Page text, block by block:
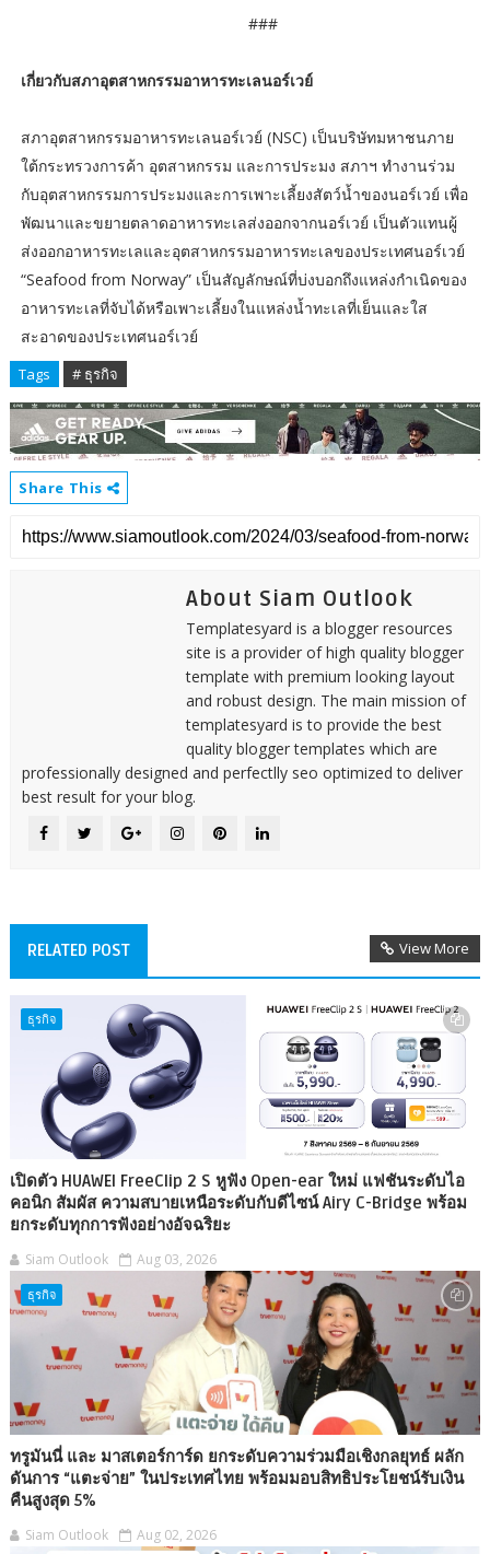
###
เกี่ยวกับสภาอุตสาหกรรมอาหารทะเลนอร์เวย์
สภาอุตสาหกรรมอาหารทะเลนอร์เวย์ (NSC) เป็นบริษัทมหาชนภาย
ใต้กระทรวงการค้า อุตสาหกรรม และการประมง สภาฯ ทำงานร่วม
กับอุตสาหกรรมการประมงและการเพาะเลี้ยงสัตว์น้ำของนอร์เวย์ เพื่อ
พัฒนาและขยายตลาดอาหารทะเลส่งออกจากนอร์เวย์ เป็นตัวแทนผู้
ส่งออกอาหารทะเลและอุตสาหกรรมอาหารทะเลของประเทศนอร์เวย์
“Seafood from Norway” เป็นสัญลักษณ์ที่บ่งบอกถึงแหล่งกำเนิดของ
อาหารทะเลที่จับได้หรือเพาะเลี้ยงในแหล่งน้ำทะเลที่เย็นและใส
สะอาดของประเทศนอร์เวย์
Tags # ธุรกิจ
Share This
About Siam Outlook
Templatesyard is a blogger resources
site is a provider of high quality blogger
template with premium looking layout
and robust design. The main mission of
templatesyard is to provide the best
quality blogger templates which are
professionally designed and perfectlly seo optimized to deliver
best result for your blog.
RELATED POST View More
ธุรกิจ
เปิดตัว HUAWEI FreeClip 2 S หูฟัง Open-ear ใหม่ แฟชันระดับไอ
คอนิก สัมผัส ความสบายเหนือระดับกับดีไซน์ Airy C-Bridge พร้อม
ยกระดับทุกการฟังอย่างอัจฉริยะ
Siam Outlook Aug 03, 2026
ธุรกิจ
ทรูมันนี่ และ มาสเตอร์การ์ด ยกระดับความร่วมมือเชิงกลยุทธ์ ผลัก
ดันการ “แตะจ่าย” ในประเทศไทย พร้อมมอบสิทธิประโยชน์รับเงิน
คืนสูงสุด 5%
Siam Outlook Aug 02, 2026